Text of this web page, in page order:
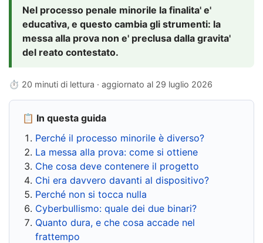
Nel processo penale minorile la finalita' e'
educativa, e questo cambia gli strumenti: la
messa alla prova non e' preclusa dalla gravita'
del reato contestato.
⏱ 20 minuti di lettura · aggiornato al 29 luglio 2026
📋 In questa guida
Perché il processo minorile è diverso?
La messa alla prova: come si ottiene
Che cosa deve contenere il progetto
Chi era davvero davanti al dispositivo?
Perché non si tocca nulla
Cyberbullismo: quale dei due binari?
Quanto dura, e che cosa accade nel
frattempo